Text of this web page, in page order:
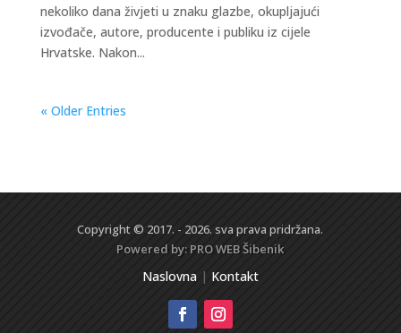
nekoliko dana živjeti u znaku glazbe, okupljajući
izvođače, autore, producente i publiku iz cijele
Hrvatske. Nakon...
« Older Entries
Copyright © 2017. - 2026. sva prava pridržana.
Powered by: PRO WEBŠibenik
Naslovna| Kontakt